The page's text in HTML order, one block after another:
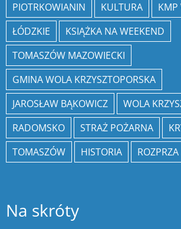
PIOTRKOWIANIN
KULTURA
KMP
ŁÓDZKIE
KSIĄŻKA NA WEEKEND
TOMASZÓW MAZOWIECKI
GMINA WOLA KRZYSZTOPORSKA
JAROSŁAW BĄKOWICZ
WOLA
RADOMSKO
STRAŻ POŻARNA
TOMASZÓW
HISTORIA ROZPRZA
Na skróty